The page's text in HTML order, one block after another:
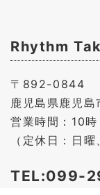
Rhythm
〒892-0844
鹿児島県鹿児
営業時間：10
（定休日：日
TEL:099-